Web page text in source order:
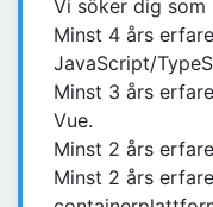
Vi söker dig som
Minst 4 års
JavaScript/
Minst 3 års
Vue.
Minst 2 års
Minst 2 års